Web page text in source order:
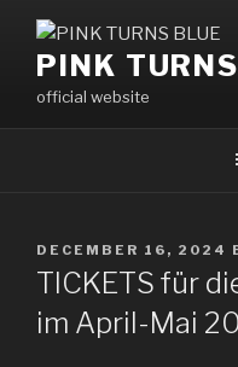
contentPINK
official website
POSTED
ON
DECEMBER 16, 2024
TICKETS für
im April-Mai